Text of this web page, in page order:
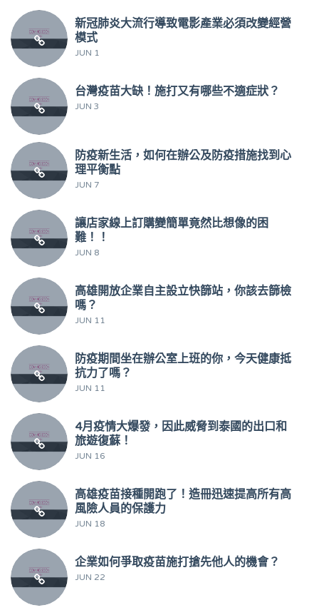
新冠肺炎大流行導致電影產業必須改變經營
模式
JUN 1
台灣疫苗大缺！施打又有哪些不適症狀？
JUN 3
防疫新生活，如何在辦公及防疫措施找到心
理平衡點
JUN 7
讓店家線上訂購變簡單竟然比想像的困
難！！
JUN 8
高雄開放企業自主設立快篩站，你該去篩檢
嗎？
JUN 11
防疫期間坐在辦公室上班的你，今天健康抵
抗力了嗎？
JUN 11
4月疫情大爆發，因此威脅到泰國的出口和
旅遊復蘇！
JUN 16
高雄疫苗接種開跑了！造冊迅速提高所有高
風險人員的保護力
JUN 18
企業如何爭取疫苗施打搶先他人的機會？
JUN 22